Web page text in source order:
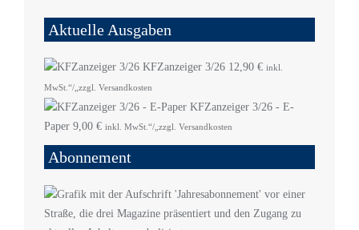
Aktuelle Ausgaben
KFZanzeiger 3/26 12,90 € inkl.
MwSt.“/„zzgl. Versandkosten
KFZanzeiger 3/26 - E-
Paper 9,00 € inkl. MwSt.“/„zzgl. Versandkosten
Abonnement